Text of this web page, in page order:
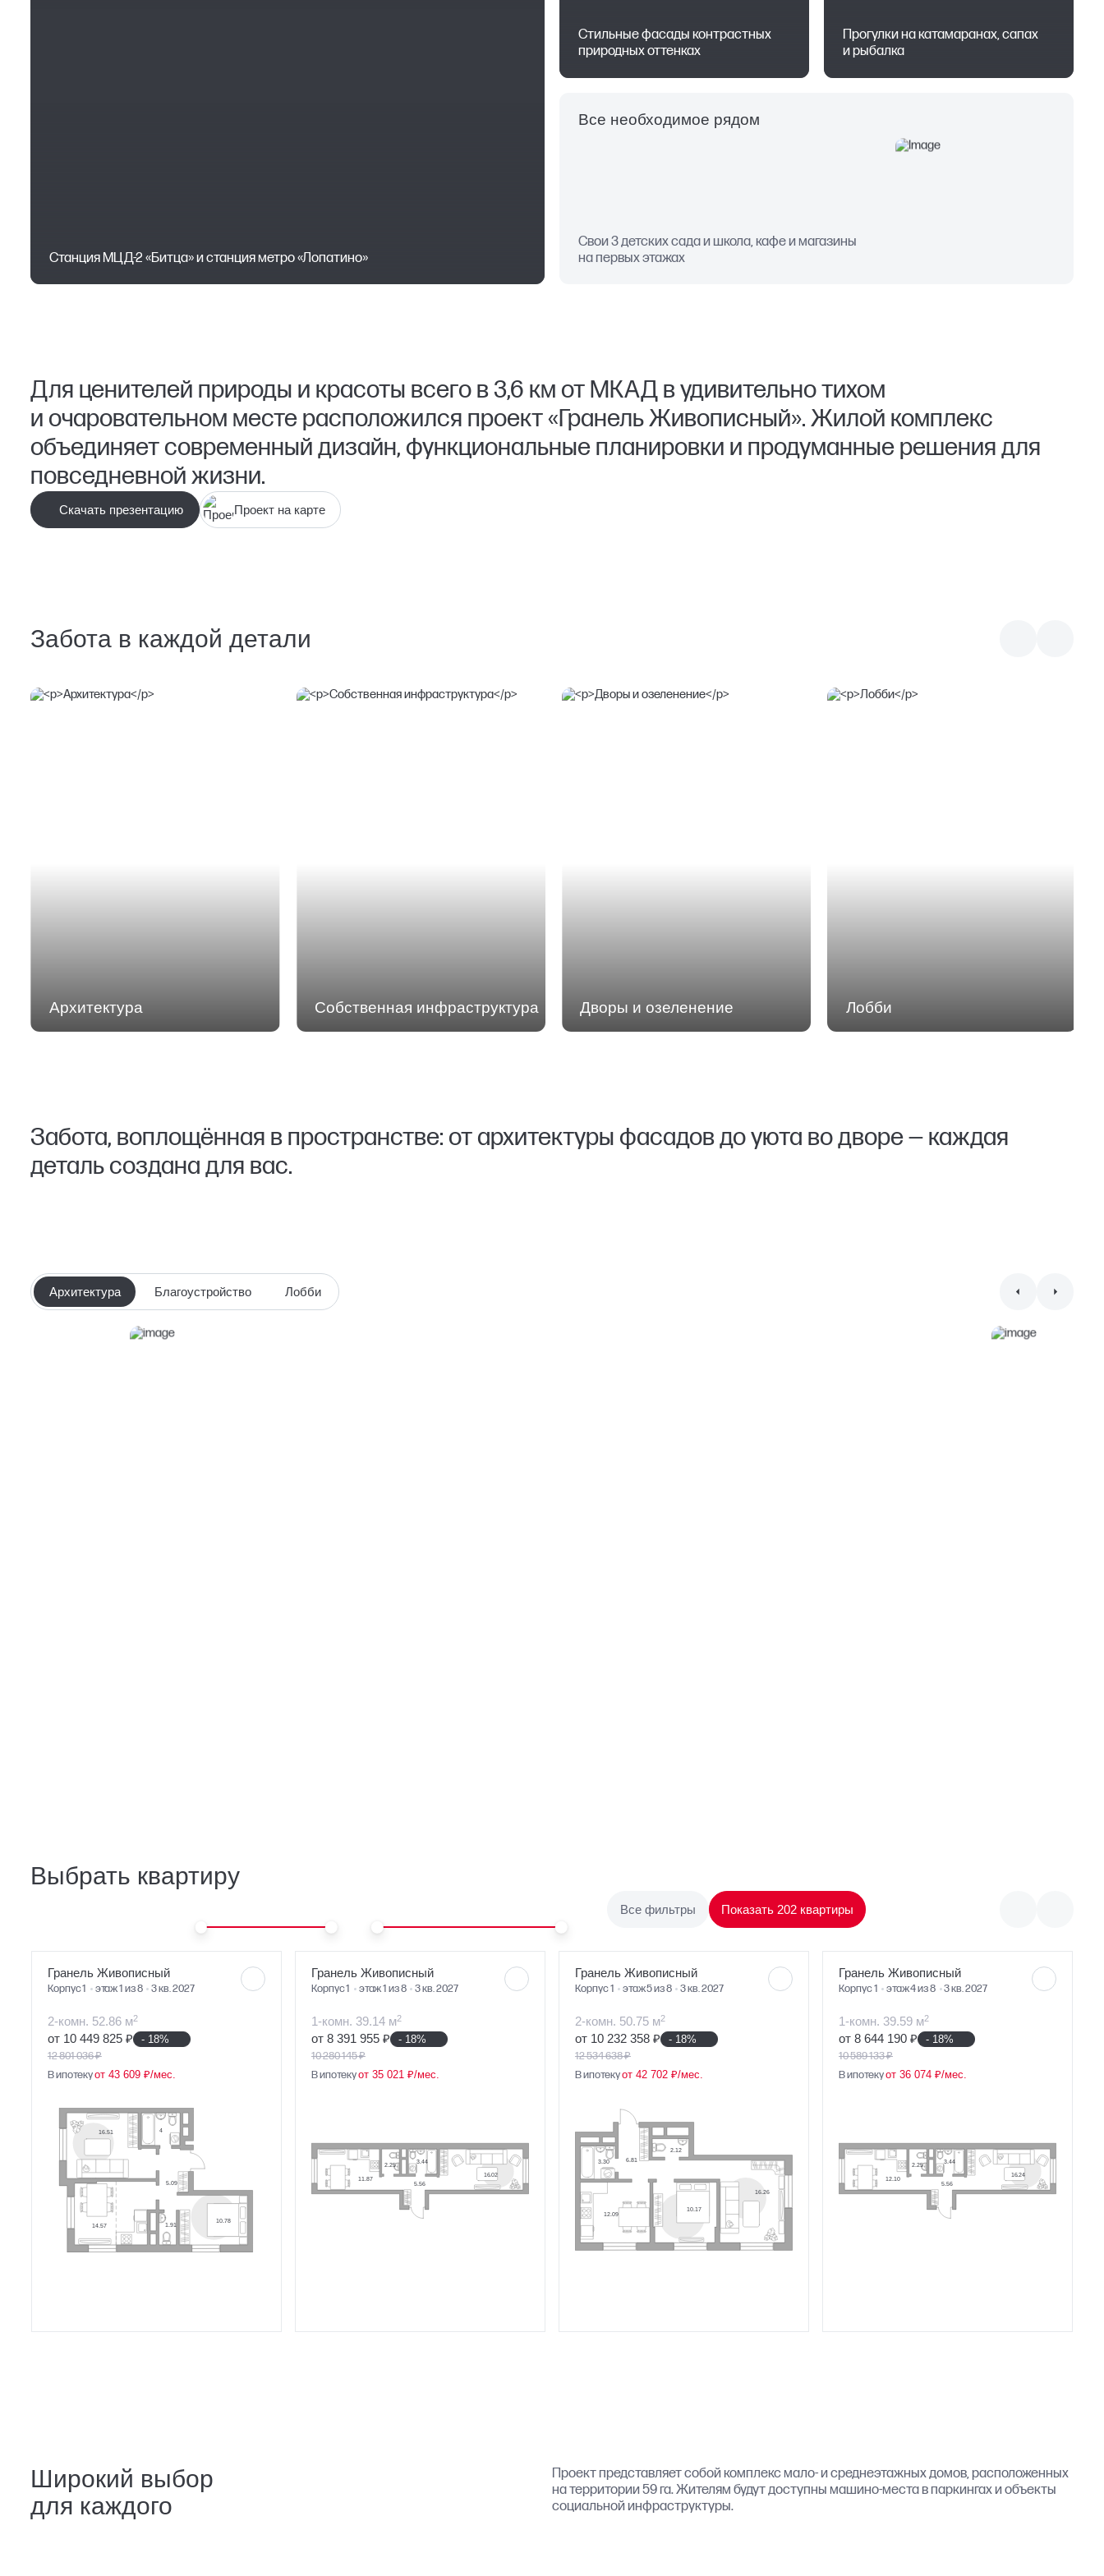
Станция МЦД-2 «Битца» и станция метро «Лопатино»
Стильные фасады контрастных
природных оттенках
Прогулки на катамаранах, сапах
и рыбалка
Все необходимое рядом
Свои 3 детских сада и школа, кафе и магазины
на первых этажах
Для ценителей природы и красоты всего в 3,6 км от МКАД в удивительно тихом
и очаровательном месте расположился проект «Гранель Живописный». Жилой комплекс
объединяет современный дизайн, функциональные планировки и продуманные решения для
повседневной жизни.
Скачать презентацию Проект на карте
Забота в каждой детали
Архитектура Собственная инфраструктура Дворы и озеленение Лобби
Забота, воплощённая в пространстве: от архитектуры фасадов до уюта во дворе — каждая
деталь создана для вас.
Архитектура Благоустройство Лобби
Выбрать квартиру
Все фильтры Показать 202 квартиры
Гранель Живописный
Корпус 1 этаж 1 из 8 3 кв. 2027
2-комн. 52.86 м2
от 10 449 825 ₽ - 18%
12 801 036 ₽
В ипотекуот 43 609 ₽/мес.
Гранель Живописный
Корпус 1 этаж 1 из 8 3 кв. 2027
1-комн. 39.14 м2
от 8 391 955 ₽ - 18%
10 280 145 ₽
В ипотекуот 35 021 ₽/мес.
Гранель Живописный
Корпус 1 этаж 5 из 8 3 кв. 2027
2-комн. 50.75 м2
от 10 232 358 ₽ - 18%
12 534 638 ₽
В ипотекуот 42 702 ₽/мес.
Гранель Живописный
Корпус 1 этаж 4 из 8 3 кв. 2027
1-комн. 39.59 м2
от 8 644 190 ₽ - 18%
10 589 133 ₽
В ипотекуот 36 074 ₽/мес.
Широкий выбор
для каждого
Проект представляет собой комплекс мало- и среднеэтажных домов, расположенных
на территории 59 га. Жителям будут доступны машино-места в паркингах и объекты
социальной инфраструктуры.